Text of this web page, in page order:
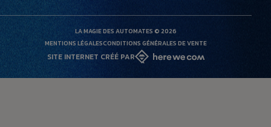
LA MAGIE DES AUTOMATES © 2026
MENTIONS LÉGALESCONDITIONS GÉNÉRALES DE VENTE
SITE INTERNET CRÉÉ PAR